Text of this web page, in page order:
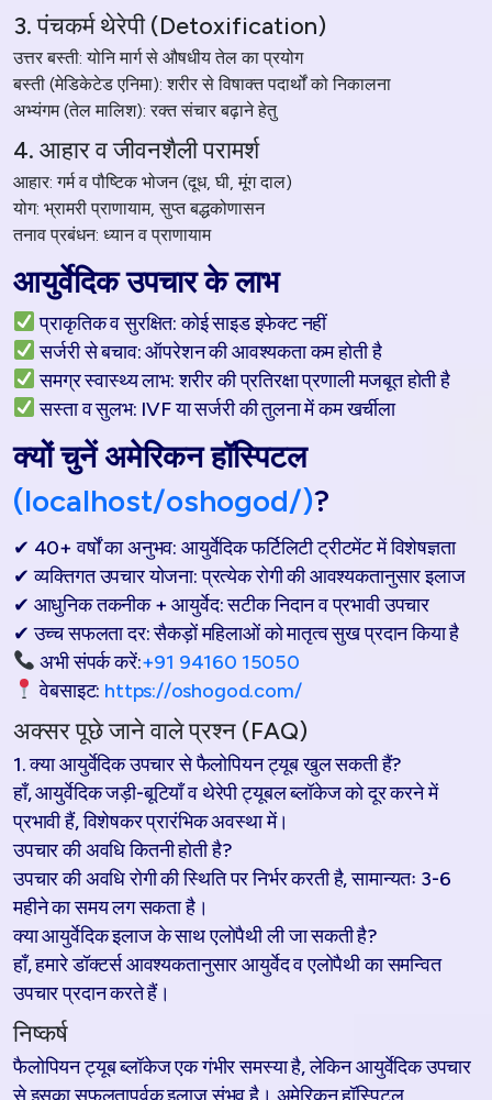
3. पंचकर्म थेरेपी (Detoxification)
उत्तर बस्ती: योनि मार्ग से औषधीय तेल का प्रयोग
बस्ती (मेडिकेटेड एनिमा): शरीर से विषाक्त पदार्थों को निकालना
अभ्यंगम (तेल मालिश): रक्त संचार बढ़ाने हेतु
4. आहार व जीवनशैली परामर्श
आहार: गर्म व पौष्टिक भोजन (दूध, घी, मूंग दाल)
योग: भ्रामरी प्राणायाम, सुप्त बद्धकोणासन
तनाव प्रबंधन: ध्यान व प्राणायाम
आयुर्वेदिक उपचार के लाभ
प्राकृतिक व सुरक्षित: कोई साइड इफेक्ट नहीं
सर्जरी से बचाव: ऑपरेशन की आवश्यकता कम होती है
समग्र स्वास्थ्य लाभ: शरीर की प्रतिरक्षा प्रणाली मजबूत होती है
सस्ता व सुलभ: IVF या सर्जरी की तुलना में कम खर्चीला
क्यों चुनें अमेरिकन हॉस्पिटल
(localhost/oshogod/)?
✔ 40+ वर्षों का अनुभव: आयुर्वेदिक फर्टिलिटी ट्रीटमेंट में विशेषज्ञता
✔ व्यक्तिगत उपचार योजना: प्रत्येक रोगी की आवश्यकतानुसार इलाज
✔ आधुनिक तकनीक + आयुर्वेद: सटीक निदान व प्रभावी उपचार
✔ उच्च सफलता दर: सैकड़ों महिलाओं को मातृत्व सुख प्रदान किया है
अभी संपर्क करें:+91 94160 15050
वेबसाइट: https://oshogod.com/
अक्सर पूछे जाने वाले प्रश्न (FAQ)
1. क्या आयुर्वेदिक उपचार से फैलोपियन ट्यूब खुल सकती हैं?
हाँ, आयुर्वेदिक जड़ी-बूटियाँ व थेरेपी ट्यूबल ब्लॉकेज को दूर करने में
प्रभावी हैं, विशेषकर प्रारंभिक अवस्था में।
उपचार की अवधि कितनी होती है?
उपचार की अवधि रोगी की स्थिति पर निर्भर करती है, सामान्यतः 3-6
महीने का समय लग सकता है।
क्या आयुर्वेदिक इलाज के साथ एलोपैथी ली जा सकती है?
हाँ, हमारे डॉक्टर्स आवश्यकतानुसार आयुर्वेद व एलोपैथी का समन्वित
उपचार प्रदान करते हैं।
निष्कर्ष
फैलोपियन ट्यूब ब्लॉकेज एक गंभीर समस्या है, लेकिन आयुर्वेदिक उपचार
से इसका सफलतापूर्वक इलाज संभव है। अमेरिकन हॉस्पिटल